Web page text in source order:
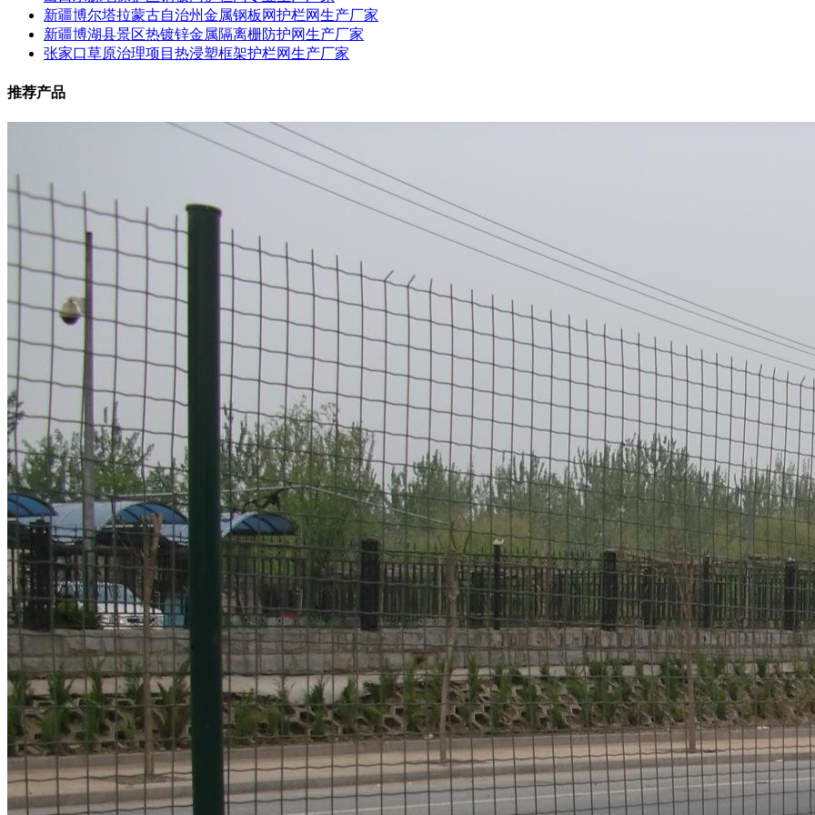
新疆博尔塔拉蒙古自治州金属钢板网护栏网生产厂家
新疆博湖县景区热镀锌金属隔离栅防护网生产厂家
张家口草原治理项目热浸塑框架护栏网生产厂家
推荐产品